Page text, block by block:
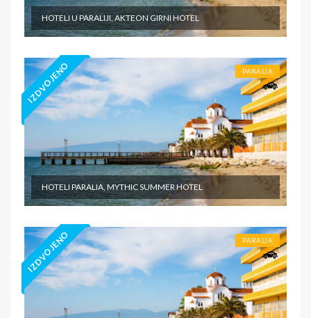
HOTELI U PARALIJI, AKTEON GIRNI HOTEL
IZDVOJENO PARALIA
HOTELI PARALIA, MYTHIC SUMMER HOTEL
IZDVOJENO PARALIA